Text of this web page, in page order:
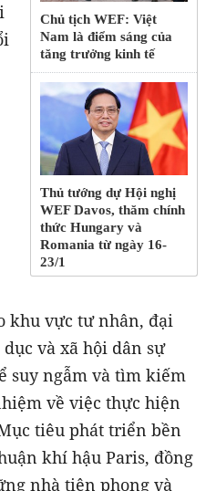
Chủ tịch WEF: Việt
Nam là điểm sáng của
tăng trưởng kinh tế
Thủ tướng dự Hội nghị
WEF Davos, thăm chính
thức Hungary và
Romania từ ngày 16-
23/1
khu vực tư nhân, đại
và xã hội dân sự
suy ngẫm và tìm kiếm
về việc thực hiện
tiêu phát triển bền
khí hậu Paris, đồng
nhà tiên phong và